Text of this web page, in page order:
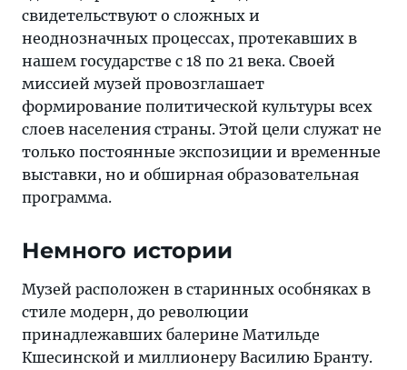
свидетельствуют о сложных и
неоднозначных процессах, протекавших в
нашем государстве с 18 по 21 века. Своей
миссией музей провозглашает
формирование политической культуры всех
слоев населения страны. Этой цели служат не
только постоянные экспозиции и временные
выставки, но и обширная образовательная
программа.
Немного истории
Музей расположен в старинных особняках в
стиле модерн, до революции
принадлежавших балерине Матильде
Кшесинской и миллионеру Василию Бранту.